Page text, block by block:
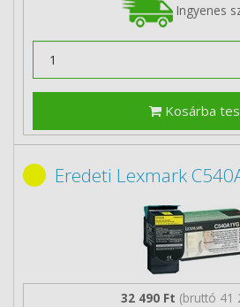
Ingyenes
Kosárba
Eredeti Lexmark
32 490 Ft (bruttó 41